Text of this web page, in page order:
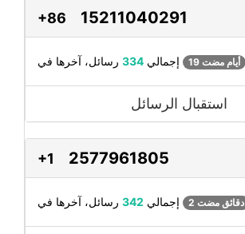
+86 15211040291
إجمالي 334 19 أيام مضت
استقبال الرسائل
+1 2577961805
إجمالي 342 2 دقائق مضت